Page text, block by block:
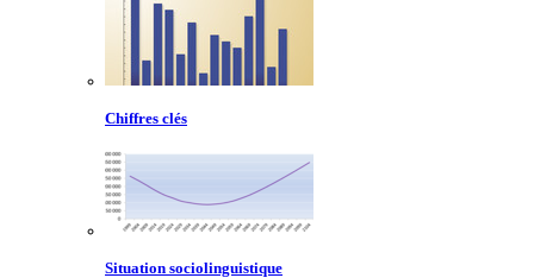
Chiffres clés
Situation sociolinguistique